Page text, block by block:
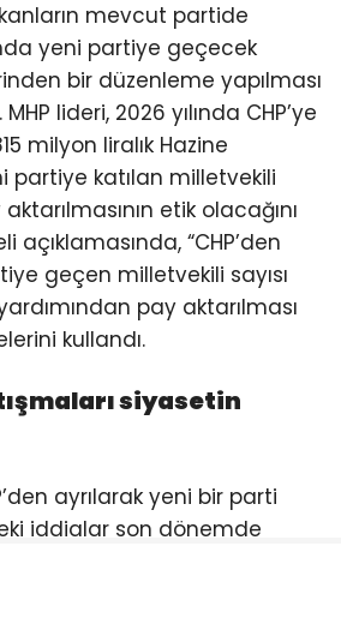
mevcut partide
yeni partiye geçecek
bir düzenleme yapılması
lideri, 2026 yılında CHP’ye
milyon liralık Hazine
partiye katılan milletvekili
etik olacağını
açıklamasında, “CHP’den
geçen milletvekili sayısı
pay aktarılması
kullandı.
siyasetin
ayrılarak yeni bir parti
iddialar son dönemde